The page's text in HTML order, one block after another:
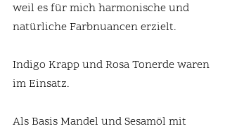
weil es für mich harmonische und
natürliche Farbnuancen erzielt.
Indigo Krapp und Rosa Tonerde waren
im Einsatz.
Als Basis Mandel und Sesamöl mit